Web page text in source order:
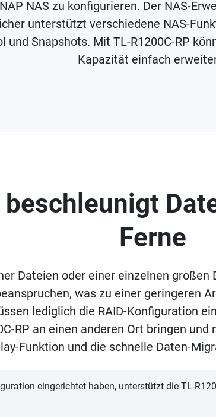
NAS zu konfigurieren. Der NAS-
unterstützt verschiedene NAS-
und Snapshots. Mit TL-R1200C-RP
Kapazität einfach
Ferne
Dateien oder einer einzelnen
was zu einer geringeren
lediglich die RAID-Konfiguration
RP an einen anderen Ort bringen
Funktion und die schnelle Daten-
eingerichtet haben, unterstützt die TL-